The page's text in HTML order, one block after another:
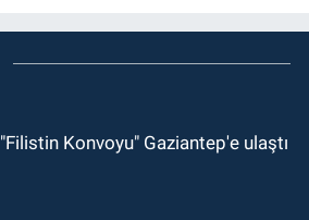
"Filistin Konvoyu" Gaziantep'e ulaştı